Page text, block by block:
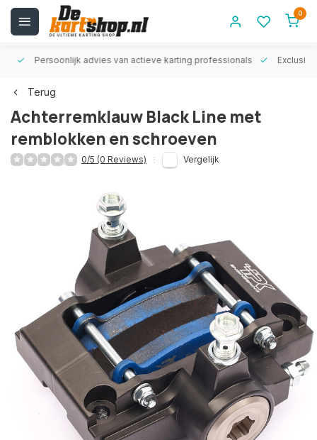
0
Persoonlijk advies van actieve karting professionals
Terug
Achterremklauw Black Line met
remblokken en schroeven
0/5 (0 Reviews) Vergelijk